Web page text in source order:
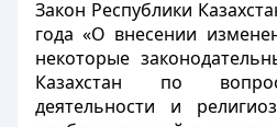
Закон Республики
года «О внесении
некоторые
Казахстан по
деятельности и